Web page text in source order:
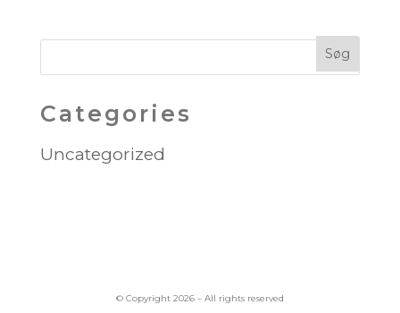
Categories
Uncategorized
© Copyright 2026 – All rights reserved